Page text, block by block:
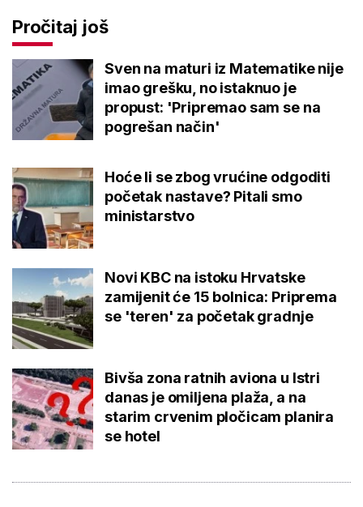
Pročitaj još
Sven na maturi iz Matematike nije
imao grešku, no istaknuo je
propust: 'Pripremao sam se na
pogrešan način'
Hoće li se zbog vrućine odgoditi
početak nastave? Pitali smo
ministarstvo
Novi KBC na istoku Hrvatske
zamijenit će 15 bolnica: Priprema
se 'teren' za početak gradnje
Bivša zona ratnih aviona u Istri
danas je omiljena plaža, a na
starim crvenim pločicam planira
se hotel